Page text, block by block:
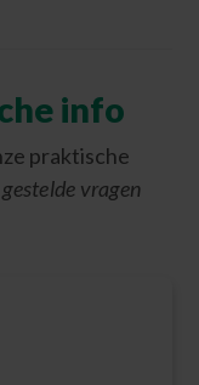
info
praktische
vragen